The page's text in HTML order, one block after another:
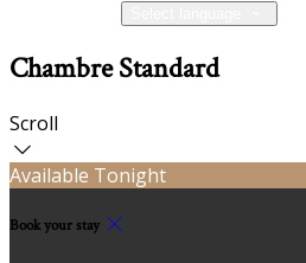
Chambre Standard
Scroll
Available Tonight
Book your stay